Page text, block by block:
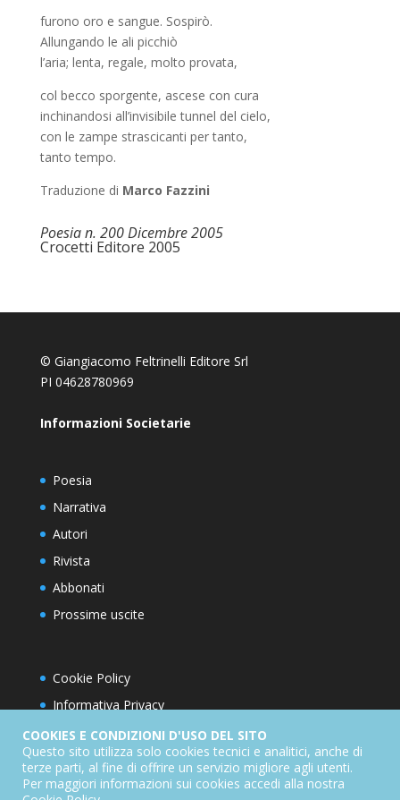
furono oro e sangue. Sospirò.
Allungando le ali picchiò
l’aria; lenta, regale, molto provata,
col becco sporgente, ascese con cura
inchinandosi all’invisibile tunnel del cielo,
con le zampe strascicanti per tanto,
tanto tempo.
Traduzione di Marco Fazzini
Poesia n. 200 Dicembre 2005
Crocetti Editore 2005
© Giangiacomo Feltrinelli Editore Srl
PI 04628780969
Informazioni Societarie
Poesia
Narrativa
Autori
Rivista
Abbonati
Prossime uscite
Cookie Policy
Informativa Privacy
Condizioni d’utilizzo del sito
Condizioni generali di abbonamento
Informativa sul diritto di recesso
COOKIES E CONDIZIONI D'USO DEL SITO
Questo sito utilizza solo cookies tecnici e analitici, anche di
terze parti, al fine di offrire un servizio migliore agli utenti.
Per maggiori informazioni sui cookies accedi alla nostra